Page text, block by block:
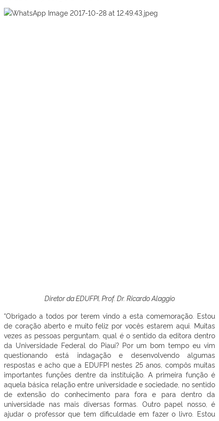
Diretor da EDUFPI, Prof. Dr. Ricardo Alaggio
“Obrigado a todos por terem vindo a esta comemoração. Estou
de coração aberto e muito feliz por vocês estarem aqui. Muitas
vezes as pessoas perguntam, qual é o sentido da editora dentro
da Universidade Federal do Piauí? Por um bom tempo eu vim
questionando está indagação e desenvolvendo algumas
respostas e acho que a EDUFPI nestes 25 anos, compôs muitas
importantes funções dentre da instituição. A primeira função é
aquela básica relação entre universidade e sociedade, no sentido
de extensão do conhecimento para fora e para dentro da
universidade nas mais diversas formas. Outro papel nosso, é
ajudar o professor que tem dificuldade em fazer o livro. Estou